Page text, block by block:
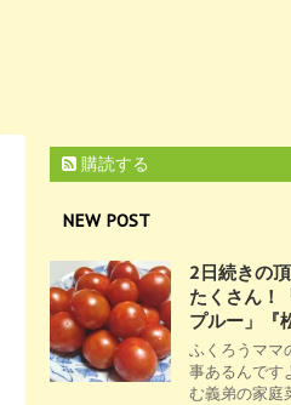
購読する
NEW POST
2日続きの
たくさん！
プルー」『
ふくろうママ
事あるんです
む義弟の家庭